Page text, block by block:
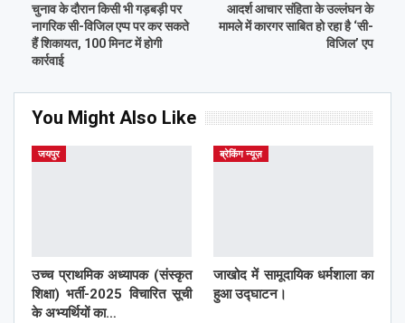
चुनाव के दौरान किसी भी गड़बड़ी पर
नागरिक सी-विजिल एप्प पर कर सकते
हैं शिकायत, 100 मिनट में होगी
कार्रवाई
आदर्श आचार संहिता के उल्लंघन के
मामले में कारगर साबित हो रहा है ‘सी-
विजिल’ एप
You Might Also Like
जयपुर
उच्च प्राथमिक अध्यापक (संस्कृत
शिक्षा) भर्ती-2025 विचारित सूची
के अभ्यर्थियों का…
ब्रेकिंग न्यूज़
जाखोद में सामूदायिक धर्मशाला का
हुआ उद्घाटन।